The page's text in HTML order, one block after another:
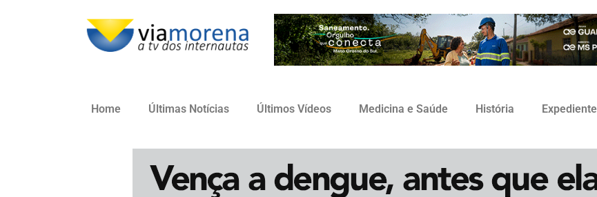
Home Últimas Notícias Últimos Vídeos Medicina e Saúde História Expediente